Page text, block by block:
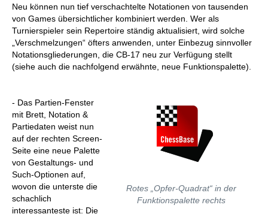
Neu können nun tief verschachtelte Notationen von tausenden
von Games übersichtlicher kombiniert werden. Wer als
Turnierspieler sein Repertoire ständig aktualisiert, wird solche
„Verschmelzungen“ öfters anwenden, unter Einbezug sinnvoller
Notationsgliederungen, die CB-17 neu zur Verfügung stellt
(siehe auch die nachfolgend erwähnte, neue Funktionspalette).
Rotes „Opfer-Quadrat“ in der
Funktionspalette rechts
- Das Partien-Fenster
mit Brett, Notation &
Partiedaten weist nun
auf der rechten Screen-
Seite eine neue Palette
von Gestaltungs- und
Such-Optionen auf,
wovon die unterste die
schachlich
interessanteste ist: Die